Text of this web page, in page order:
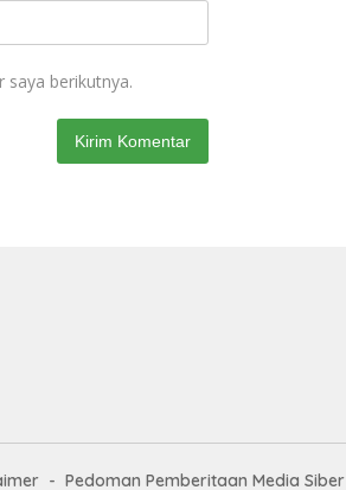
saya berikutnya.
Pedoman Pemberitaan Media Siber